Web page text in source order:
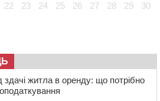
у лікарні
за незаконні зміни до договору
на посаду директора
психоневрологічного інтернату
22 23 24 25 26 27 28 29
30
здачі житла в оренду: що потрібно